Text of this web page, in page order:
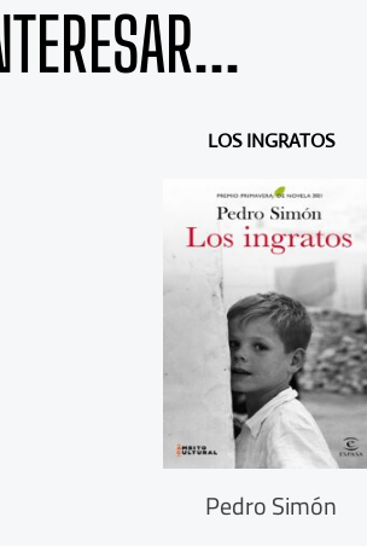
LOS INGRATOS
Pedro Simón